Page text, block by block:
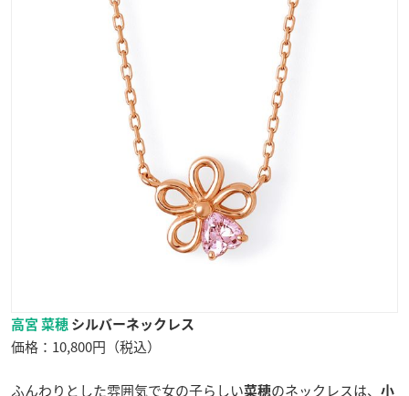
高宮 菜穂 シルバーネックレス
価格：10,800円（税込）
ふんわりとした雰囲気で女の子らしい菜穂のネックレスは、 小